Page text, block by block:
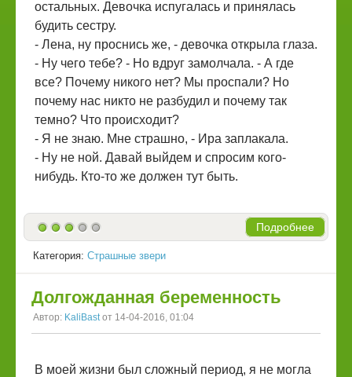
остальных. Девочка испугалась и принялась
будить сестру.
- Лена, ну проснись же, - девочка открыла глаза.
- Ну чего тебе? - Но вдруг замолчала. - А где
все? Почему никого нет? Мы проспали? Но
почему нас никто не разбудил и почему так
темно? Что происходит?
- Я не знаю. Мне страшно, - Ира заплакала.
- Ну не ной. Давай выйдем и спросим кого-
нибудь. Кто-то же должен тут быть.
Подробнее
Категория: Страшные звери
Долгожданная беременность
Автор: KaliBast от 14-04-2016, 01:04
В моей жизни был сложный период, я не могла